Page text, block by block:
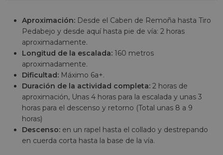
Aproximación: Desde el Caben de Remoña hasta Tiro
Pedabejo y desde aquí hasta pie de vía: 2 horas
aproximadamente.
Longitud de la escalada: 160 metros
aproximadamente.
Dificultad: Máximo 6a+.
Duración de la actividad completa: 2 horas de
aproximación, Unas 4 horas para la escalada y unas 3
horas para el descenso y retorno (Total unas 8 a 9
horas)
Descenso: en un rapel hasta el collado y destrepando
en cuerda corta hasta la base de la vía.